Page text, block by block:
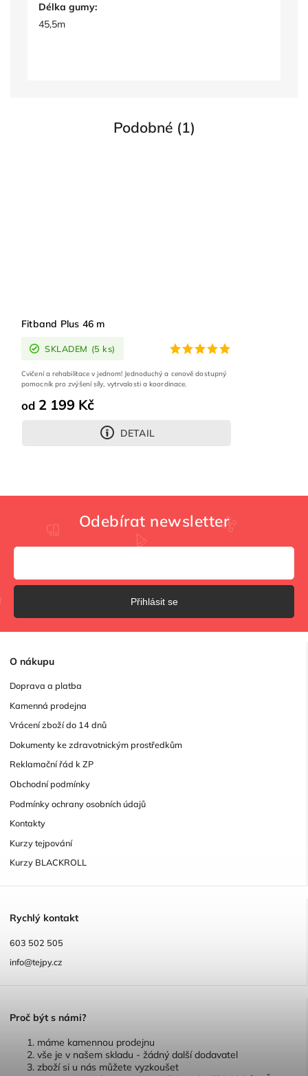
Délka gumy:
45,5m
Podobné (1)
Fitband Plus 46 m
SKLADEM (5 ks)
od 2 199 Kč
DETAIL
Cvičení a rehabilitace v jednom! Jednoduchý a cenově dostupný
pomocník pro zvýšení síly, vytrvalosti a koordinace.
O nákupu
Doprava a platba
Kamenná prodejna
Vrácení zboží do 14 dnů
Dokumenty ke zdravotnickým prostředkům
Reklamační řád k ZP
Obchodní podmínky
Podmínky ochrany osobních údajů
Kontakty
Kurzy tejpování
Kurzy BLACKROLL
Rychlý kontakt
603 502 505
info@tejpy.cz
Proč být s námi?
máme kamennou prodejnu
vše je v našem skladu - žádný další dodavatel
zboží si u nás můžete vyzkoušet
Odebírat newsletter
Přihlásit se